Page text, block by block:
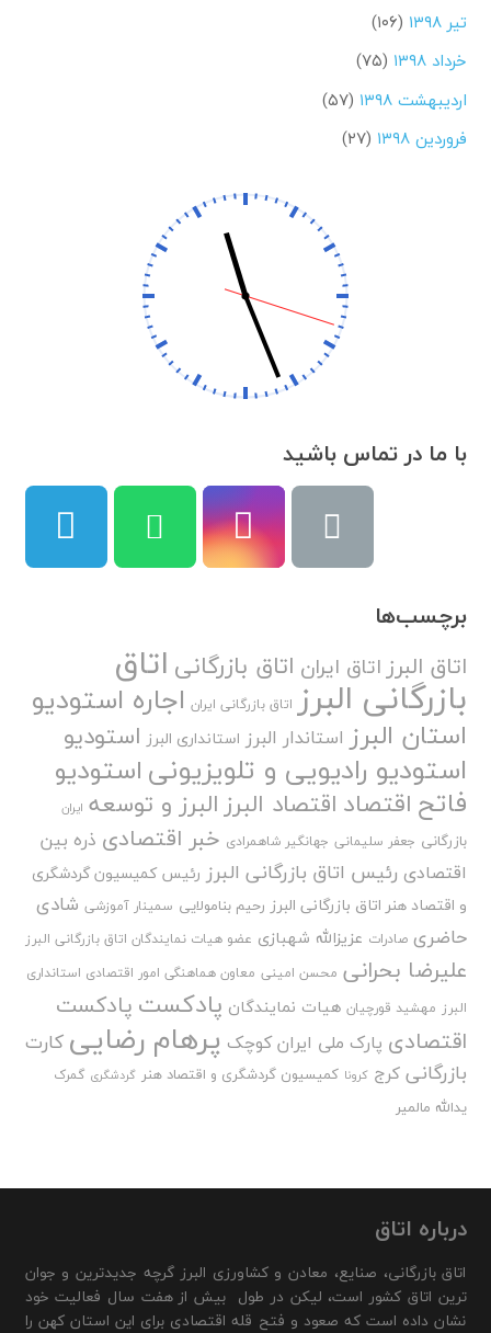
تیر ۱۳۹۸
(۱۰۶)
خرداد ۱۳۹۸
(۷۵)
اردیبهشت ۱۳۹۸
(۵۷)
فروردین ۱۳۹۸
(۲۷)
با ما در تماس باشید
برچسب‌ها
اتاق البرزاتاق ایران اتاق بازرگانی اتاق
بازرگانی البرز اتاق بازرگانی ایران اجاره استودیو
استان البرز استاندار البرز استانداری البرز استودیو
استودیو رادیویی و تلویزیونیاستودیو
فاتح اقتصاد اقتصاد البرزالبرز و توسعه ایران
بازرگانی جعفر سلیمانی جهانگیر شاهمرادی خبر اقتصادی ذره بین
اقتصادی رئیس اتاق بازرگانی البرز رئیس کمیسیون گردشگری
و اقتصاد هنر اتاق بازرگانی البرز رحیم بنامولایی سمینار آموزشی شادی
حاضری صادرات عزیزالله شهبازی عضو هیات نمایندگان اتاق بازرگانی البرز
علیرضا بحرانی محسن امینی معاون هماهنگی امور اقتصادی استانداری
البرز مهشید قورچیان هیات نمایندگان پادکست پادکست
اقتصادی پارک ملی ایران کوچک پرهام رضایی کارت
بازرگانی کرج کرونا کمیسیون گردشگری و اقتصاد هنر گردشگری گمرک
یدالله مالمیر
درباره اتاق
اتاق بازرگانی، صنایع، معادن و کشاورزی البرز گرچه جدیدترین و جوان
ترین اتاق کشور است، لیکن در طول بیش از هفت سال فعالیت خود
نشان داده است که صعود و فتح قله اقتصادی برای این استان کهن را